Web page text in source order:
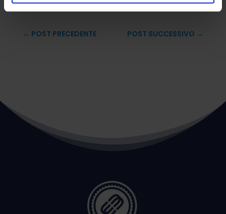
← POST PRECEDENTE POST SUCCESSIVO →